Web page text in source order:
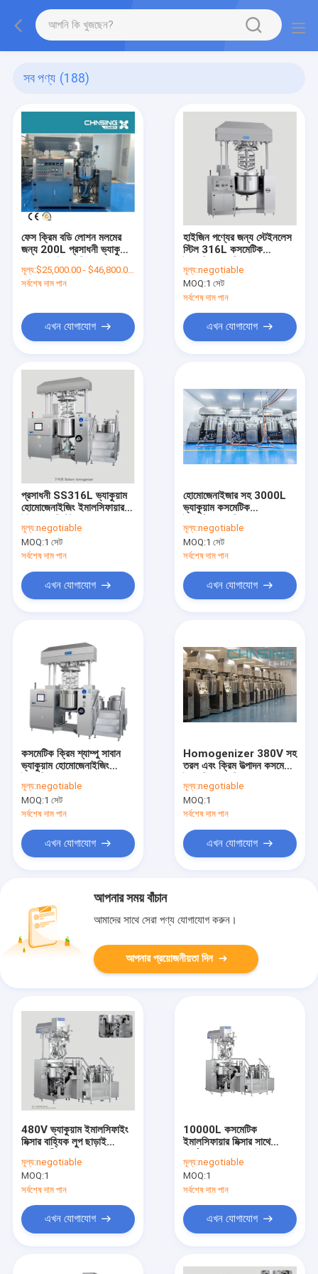
সব পণ্য (188)
ফেস ক্রিম বডি লোশন মলমের
জন্য 200L প্রসাধনী ভ্যাকুয়াম
মূল্য:$25,000.00 - $46,800.00/Sets
সর্বশেষ দাম পান
এখন যোগাযোগ
হাইজিন পণ্যের জন্য স্টেইনলেস
স্টিল 316L কসমেটিক
মূল্য:negotiable
MOQ:1 সেট
সর্বশেষ দাম পান
এখন যোগাযোগ
প্রসাধনী SS316L ভ্যাকুয়াম
হোমোজেনাইজিং ইমালসিফায়ার
মূল্য:negotiable
MOQ:1 সেট
সর্বশেষ দাম পান
এখন যোগাযোগ
হোমোজেনাইজার সহ 3000L
ভ্যাকুয়াম কসমেটিক
মূল্য:negotiable
MOQ:1 সেট
সর্বশেষ দাম পান
এখন যোগাযোগ
কসমেটিক ক্রিম শ্যাম্পু সাবান
ভ্যাকুয়াম হোমোজেনাইজিং
মূল্য:negotiable
MOQ:1 সেট
সর্বশেষ দাম পান
এখন যোগাযোগ
Homogenizer 380V সহ
তরল এবং ক্রিম উত্পাদন কসমেটিক
মূল্য:negotiable
MOQ:1
সর্বশেষ দাম পান
এখন যোগাযোগ
আপনার সময় বাঁচান
আমাদের সাথে সেরা পণ্য যোগাযোগ করুন।
আপনার প্রয়োজনীয়তা দিন
480V ভ্যাকুয়াম ইমালসিফাইং
মিক্সার বাহ্যিক লুপ ছাড়াই
হোমোজেনাইজিং
মূল্য:negotiable
MOQ:1
সর্বশেষ দাম পান
এখন যোগাযোগ
10000L কসমেটিক
ইমালসিফায়ার মিক্সার সাথে
3ফেজ 200V
মূল্য:negotiable
MOQ:1
সর্বশেষ দাম পান
এখন যোগাযোগ